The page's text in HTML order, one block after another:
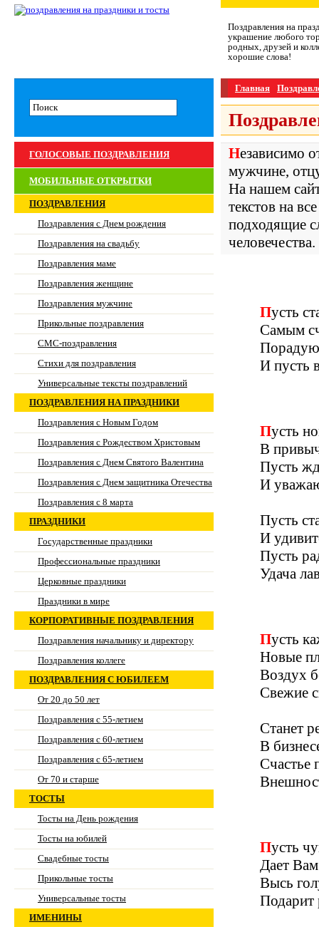
Поздравления на
украшение любого
родных, друзей и
хорошие слова!
Главная
Независимо от того, что вы ищите, – поздравление любимому
мужчине,
На нашем
текстов на
подходящие
человечества.
Пусть
Самым
И пусть
Пусть
В
Пусть
И
Пусть
И
Пусть
Удача
Пусть
Новые
Воздух
Свежие
Станет
В
Счастье
Пусть
Дает
Высь
Подарит
ГОЛОСОВЫЕ ПОЗДРАВЛЕНИЯ
МОБИЛЬНЫЕ ОТКРЫТКИ
ПОЗДРАВЛЕНИЯ
Поздравления с Днем рождения
Поздравления на свадьбу
Поздравления маме
Поздравления женщине
Поздравления мужчине
Прикольные поздравления
СМС-поздравления
Стихи для поздравления
Универсальные тексты поздравлений
ПОЗДРАВЛЕНИЯ НА ПРАЗДНИКИ
Поздравления с Новым Годом
Поздравления с Рождеством Христовым
Поздравления с Днем Святого Валентина
Поздравления с Днем защитника Отечества
Поздравления с 8 марта
ПРАЗДНИКИ
Государственные праздники
Профессиональные праздники
Церковные праздники
Праздники в мире
КОРПОРАТИВНЫЕ ПОЗДРАВЛЕНИЯ
Поздравления начальнику и директору
Поздравления коллеге
ПОЗДРАВЛЕНИЯ С ЮБИЛЕЕМ
От 20 до 50 лет
Поздравления с 55-летием
Поздравления с 60-летием
Поздравления с 65-летием
От 70 и старше
ТОСТЫ
Тосты на День рождения
Тосты на юбилей
Свадебные тосты
Прикольные тосты
Универсальные тосты
ИМЕНИНЫ